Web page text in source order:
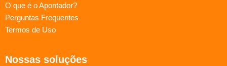
O que é o Apontador?
Perguntas Frequentes
Termos de Uso
Nossas soluções